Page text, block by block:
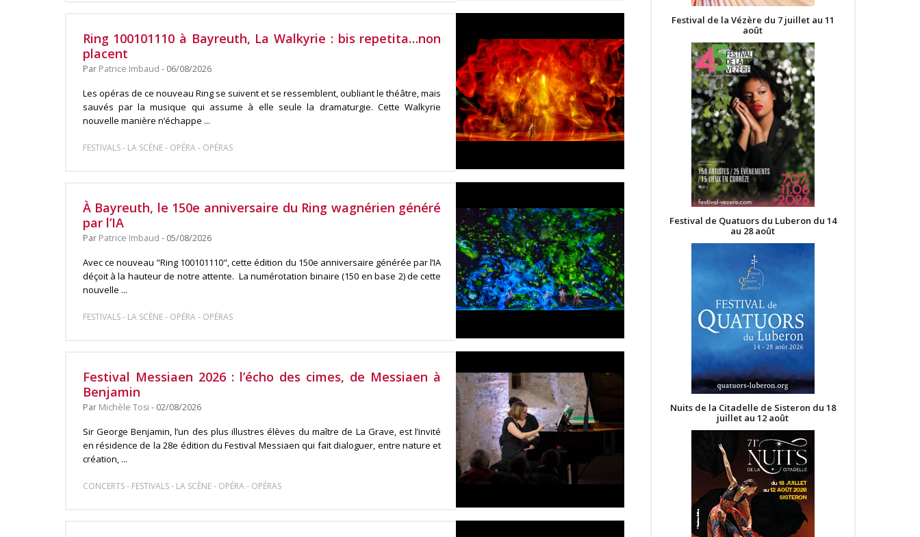
Ring 100101110 à Bayreuth, La Walkyrie : bis repetita…non
placent
Par Patrice Imbaud - 06/08/2026
Les opéras de ce nouveau Ring se suivent et se ressemblent, oubliant le théâtre, mais
sauvés par la musique qui assume à elle seule la dramaturgie. Cette Walkyrie
nouvelle manière n’échappe ...
FESTIVALS- LA SCÈNE- OPÉRA- OPÉRAS
À Bayreuth, le 150e anniversaire du Ring wagnérien généré
par l’IA
Par Patrice Imbaud - 05/08/2026
Avec ce nouveau "Ring 100101110", cette édition du 150e anniversaire générée par l’IA
déçoit à la hauteur de notre attente. La numérotation binaire (150 en base 2) de cette
nouvelle ...
FESTIVALS- LA SCÈNE- OPÉRA- OPÉRAS
Festival Messiaen 2026 : l’écho des cimes, de Messiaen à
Benjamin
Par Michèle Tosi - 02/08/2026
Sir George Benjamin, l’un des plus illustres élèves du maître de La Grave, est l’invité
en résidence de la 28e édition du Festival Messiaen qui fait dialoguer, entre nature et
création, ...
CONCERTS- FESTIVALS- LA SCÈNE- OPÉRA- OPÉRAS
Festival de la Vézère du 7 juillet au 11
août
Festival de Quatuors du Luberon du 14
au 28 août
Nuits de la Citadelle de Sisteron du 18
juillet au 12 août